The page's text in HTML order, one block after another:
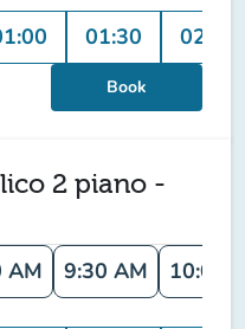
01:30 02:00
Book
2 piano -
AM 9:30 AM 10:00